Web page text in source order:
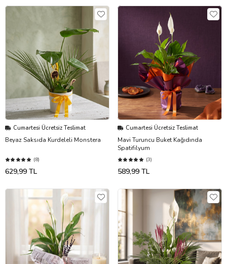
Cumartesi Ücretsiz Teslimat
Beyaz Saksıda Kurdeleli Monstera
(8)
629,99 TL
Cumartesi Ücretsiz Teslimat
Mavi Turuncu Buket Kağıdında
Spatifilyum
(3)
589,99 TL